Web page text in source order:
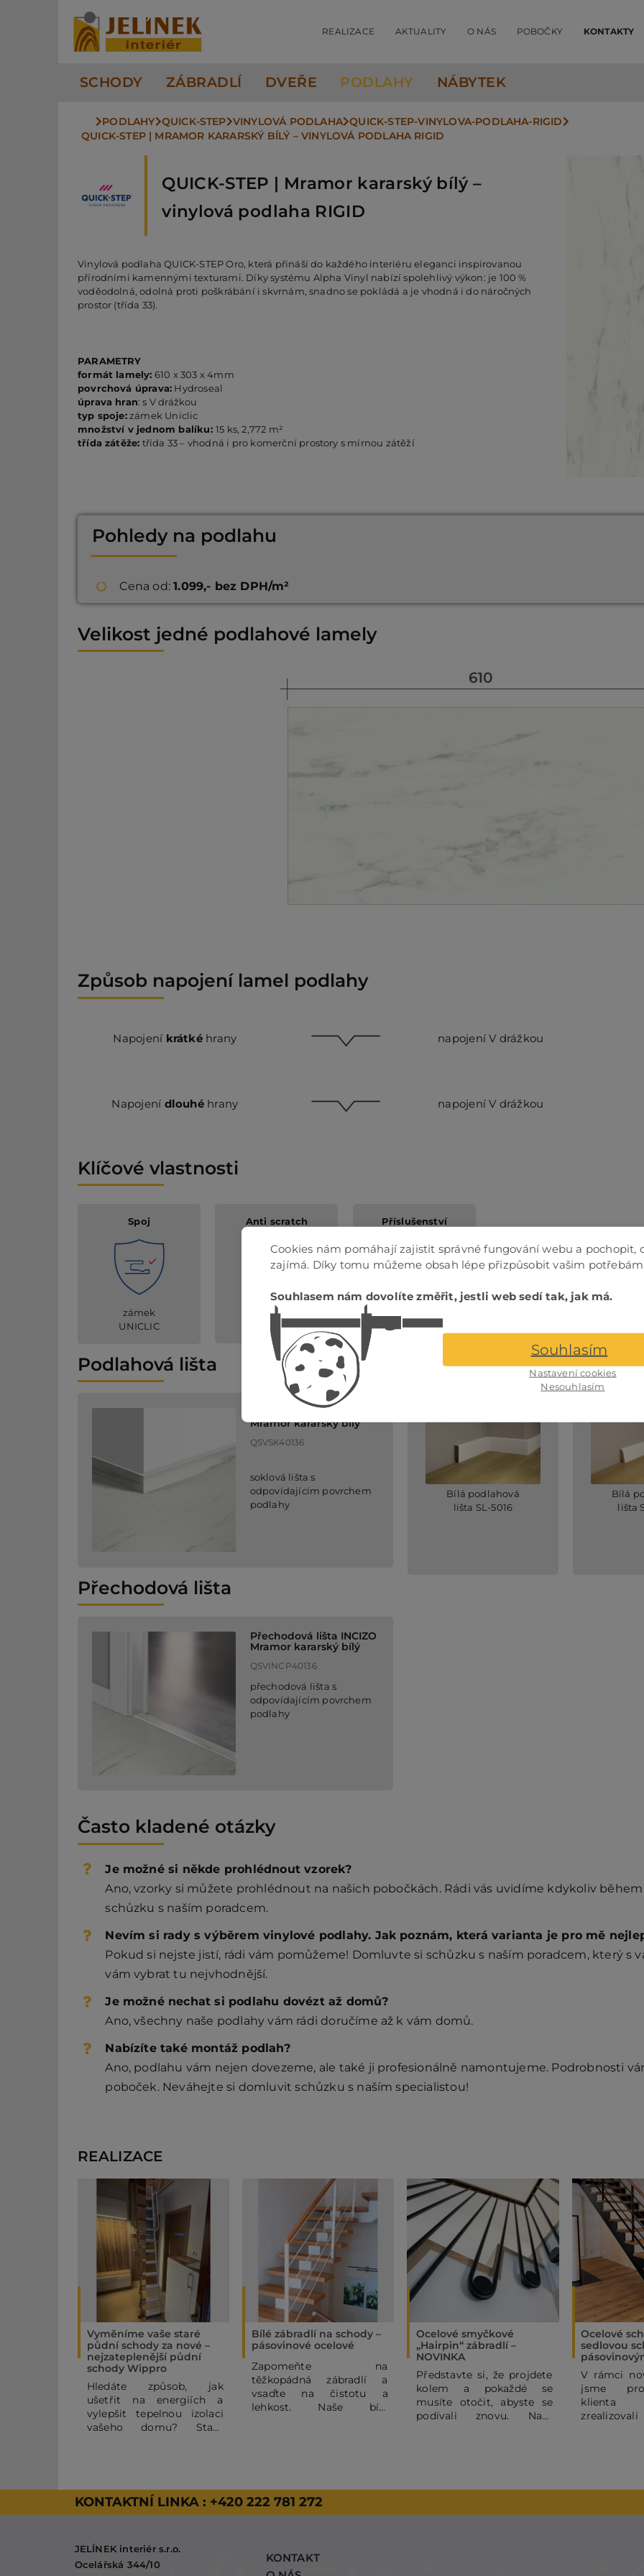
REALIZACE AKTUALITY O NÁS POBOČKY KONTAKTY
SCHODY ZÁBRADLÍ DVEŘE PODLAHY NÁBYTEK
PODLAHY QUICK-STEP VINYLOVÁ PODLAHA QUICK-STEP-VINYLOVA-PODLAHA-RIGID
QUICK-STEP | MRAMOR KARARSKÝ BÍLÝ – VINYLOVÁ PODLAHA RIGID
QUICK-STEP | Mramor kararský bílý –
vinylová podlaha RIGID
Vinylová podlaha QUICK-STEP Oro, která přináší do každého interiéru eleganci inspirovanou
přírodními kamennými texturami. Díky systému Alpha Vinyl nabízí spolehlivý výkon: je 100 %
voděodolná, odolná proti poškrábání i skvrnám, snadno se pokládá a je vhodná i do náročných
prostor (třída 33).
PARAMETRY
formát lamely: 610 x 303 x 4mm
povrchová úprava: Hydroseal
úprava hran: s V drážkou
typ spoje:zámek Uniclic
množství v jednom balíku:15 ks, 2,772 m²
třída zátěže: třída 33 – vhodná i pro komerční prostory s mírnou zátěží
Pohledy na podlahu
Cena od:1.099,- bez DPH/m²
Velikost jedné podlahové lamely
Způsob napojení lamel podlahy
Napojení krátkéhrany napojení V drážkou
Napojení dlouhéhrany napojení V drážkou
Klíčové vlastnosti
Spoj
zámek
UNICLIC
Anti scratch
povrch proti
poškrábání
Příslušenství
barevnostně sladěné
příslušenství
Podlahová lišta
Mramor kararský bílý
QSVSK40136
soklová lišta s
odpovídajícím povrchem
podlahy
Bílá podlahová
lišta SL-5016
Bílá
lišta
Přechodová lišta
Přechodová lišta INCIZO
Mramor kararský bílý
QSVINCP40136
přechodová lišta s
odpovídajícím povrchem
podlahy
Často kladené otázky
Je možné si někde prohlédnout vzorek?
Ano, vzorky si můžete prohlédnout na našich pobočkách. Rádi vás uvidíme kdykoliv
schůzku s naším poradcem.
Nevím si rady s výběrem vinylové podlahy. Jak poznám, která varianta je pro mě
Pokud si nejste jistí, rádi vám pomůžeme! Domluvte si schůzku s naším poradcem, který s
vám vybrat tu nejvhodnější.
Je možné nechat si podlahu dovézt až domů?
Ano, všechny naše podlahy vám rádi doručíme až k vám domů.
Nabízíte také montáž podlah?
Ano, podlahu vám nejen dovezeme, ale také ji profesionálně namontujeme. Podrobnosti
poboček. Neváhejte si domluvit schůzku s naším specialistou!
REALIZACE
Vyměníme vaše staré
půdní schody za nové –
nejzateplenější půdní
schody Wippro
Hledáte způsob, jak
ušetřit na energiích a
vylepšit tepelnou izolaci
vašeho domu? Staré
vyplatí dopřát Vašemu
domovu nejzateplenější
výměna, kterou také
nabízíme.
Bílé zábradlí na schody –
pásovinové ocelové
Zapomeňte na
těžkopádná zábradlí a
vsaďte na čistotu a
lehkost. Naše bílé
vzhled. Kombinace bílé
RAL a dřeva je vždy
zaručeným úspěchem, a
hřejivý a přírodní dotek.
Ocelové smyčkové
„Hairpin“ zábradlí –
NOVINKA
Představte si, že projdete
kolem a pokaždé se
musíte otočit, abyste se
podívali znovu. Naše
Ocelové
sedlovou
V rámci
jsme
klienta
které byly
KONTAKTNÍ LINKA : +420 222 781 272
JELÍNEK interiér s.r.o.
Ocelářská 344/10
KONTAKT
Cookies nám pomáhají zajistit správné fungování webu a pochopit,
zajímá. Díky tomu můžeme obsah lépe přizpůsobit vašim potřebám.
Souhlasem nám dovolíte změřit, jestli web sedí tak, jak má.
Nastavení cookies
Nesouhlasím
Souhlasím